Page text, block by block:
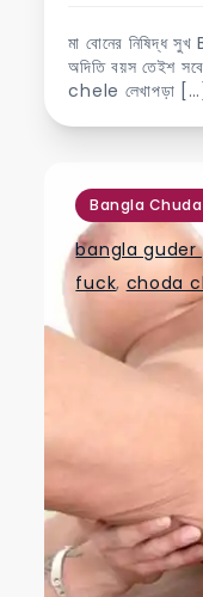
মা বোনের
অদিতি বয়স তেইশ
chele লেখাপড়া […]
Bangla
bangla guder
fuck, choda